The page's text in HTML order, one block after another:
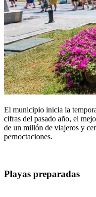
El municipio inicia la
cifras del pasado año, el
de un millón de viajeros y
pernoctaciones.
Playas preparadas